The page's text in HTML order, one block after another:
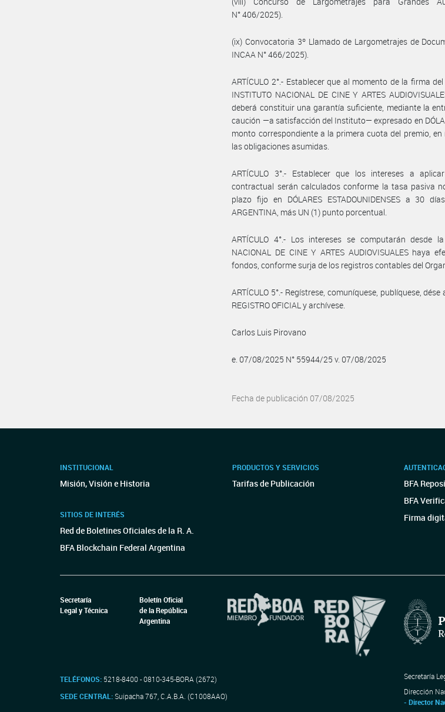
N° 406/2025).
(ix) Convocatoria 3º Llamado de Largometrajes de
INCAA N° 466/2025).
ARTÍCULO 2°.- Establecer que al momento de la firma
INSTITUTO NACIONAL DE CINE Y ARTES
deberá constituir una garantía suficiente, mediante la
caución —a satisfacción del Instituto— expresado en
monto correspondiente a la primera cuota del premio,
las obligaciones asumidas.
ARTÍCULO 3°.- Establecer que los intereses a
contractual serán calculados conforme la tasa pasiva
plazo fijo en DÓLARES ESTADOUNIDENSES a 30
ARGENTINA, más UN (1) punto porcentual.
ARTÍCULO 4°.- Los intereses se computarán desde
NACIONAL DE CINE Y ARTES AUDIOVISUALES haya
fondos, conforme surja de los registros contables del
ARTÍCULO 5°.- Regístrese, comuníquese, publíquese, dése
REGISTRO OFICIAL y archívese.
Carlos Luis Pirovano
e. 07/08/2025 N° 55944/25 v. 07/08/2025
Fecha de publicación 07/08/2025
INSTITUCIONAL
Misión, Visión e Historia
SITIOS DE INTERÉS
Red de Boletines Oficiales de la R. A.
BFA Blockchain Federal Argentina
PRODUCTOS Y SERVICIOS
Tarifas de Publicación
BFA
BFA
Firma
Secretaría
Legal y Técnica
Boletín Oficial
de la República
Argentina
TELÉFONOS: 5218-8400 - 0810-345-BORA (2672)
SEDE CENTRAL:Suipacha 767, C.A.B.A. (C1008AAO)
Secretaría
Dirección
- Director